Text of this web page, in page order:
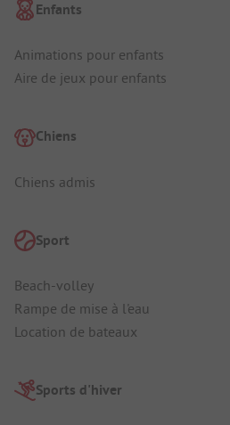
Enfants
Animations pour enfants
Aire de jeux pour enfants
Chiens
Chiens admis
Sport
Beach-volley
Rampe de mise à l'eau
Location de bateaux
Sports d'hiver